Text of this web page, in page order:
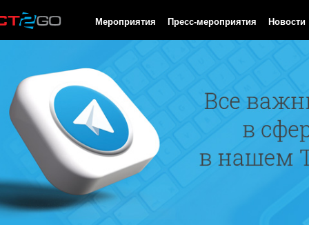
Мероприятия Пресс-мероприятия Новости